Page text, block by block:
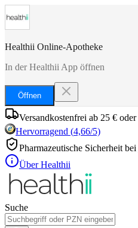
Healthii Online-Apotheke
In der Healthii App öffnen
Öffnen
Versandkostenfrei ab 25 €
Hervorragend (4,66/5)
Pharmazeutische Sicherheit
Über Healthii
Suche